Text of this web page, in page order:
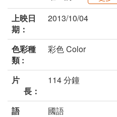
上映日
期：
2013/10/04
色彩種
類 :
彩色 Color
片
長：
114 分鐘
語
國語